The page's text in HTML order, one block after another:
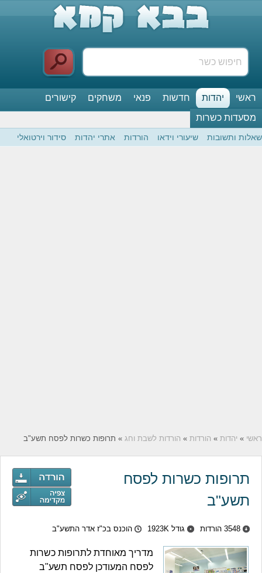
ראשי יהדות חדשות פנאי משחקים
קישורים
מסעדות כשרות
שאלות ותשובות שיעורי וידאו הורדות אתרי יהדות סידור וירטואלי
ראשי » יהדות » הורדות » הורדות לשבת וחג » תרופות כשרות לפסח תשע"ב
תרופות כשרות לפסח
תשע"ב
3548 הורדות גודל 1923K הוכנס בכ"ז אדר התשע"ב
מדריך מאוחדת לתרופות כשרות
לפסח המעודכן לפסח תשע"ב